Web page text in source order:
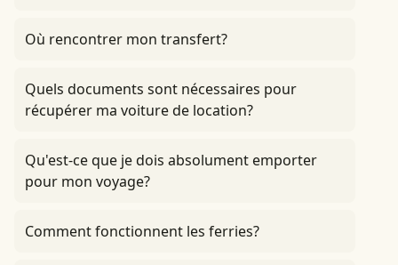
Où rencontrer mon transfert?
Quels documents sont nécessaires pour
récupérer ma voiture de location?
Qu'est-ce que je dois absolument emporter
pour mon voyage?
Comment fonctionnent les ferries?